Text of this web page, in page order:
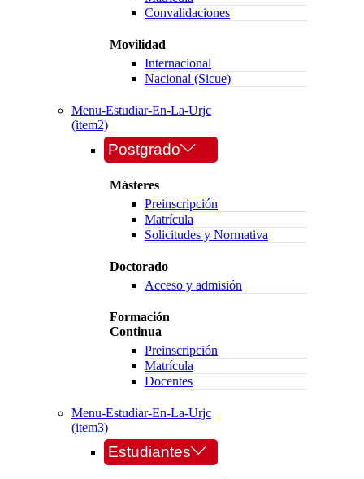
Convalidaciones
Movilidad
Internacional
Nacional (Sicue)
Menu-Estudiar-En-La-Urjc
(item2)
Postgrado
Másteres
Preinscripción
Matrícula
Solicitudes y Normativa
Doctorado
Acceso y admisión
Formación
Continua
Preinscripción
Matrícula
Docentes
Menu-Estudiar-En-La-Urjc
(item3)
Estudiantes